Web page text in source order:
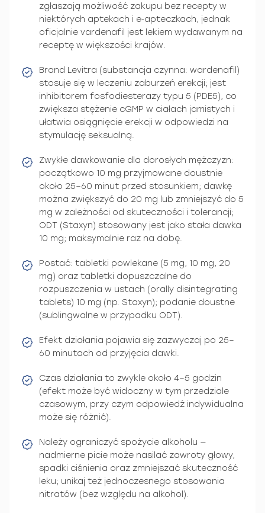
zgłaszają możliwość zakupu bez recepty w
niektórych aptekach i e‑apteczkach, jednak
oficjalnie vardenafil jest lekiem wydawanym na
receptę w większości krajów.
Brand Levitra (substancja czynna: wardenafil)
stosuje się w leczeniu zaburzeń erekcji; jest
inhibitorem fosfodiesterazy typu 5 (PDE5), co
zwiększa stężenie cGMP w ciałach jamistych i
ułatwia osiągnięcie erekcji w odpowiedzi na
stymulację seksualną.
Zwykłe dawkowanie dla dorosłych mężczyzn:
początkowo 10 mg przyjmowane doustnie
około 25–60 minut przed stosunkiem; dawkę
można zwiększyć do 20 mg lub zmniejszyć do 5
mg w zależności od skuteczności i tolerancji;
ODT (Staxyn) stosowany jest jako stała dawka
10 mg; maksymalnie raz na dobę.
Postać: tabletki powlekane (5 mg, 10 mg, 20
mg) oraz tabletki dopuszczalne do
rozpuszczenia w ustach (orally disintegrating
tablets) 10 mg (np. Staxyn); podanie doustne
(sublingwalne w przypadku ODT).
Efekt działania pojawia się zazwyczaj po 25–
60 minutach od przyjęcia dawki.
Czas działania to zwykle około 4–5 godzin
(efekt może być widoczny w tym przedziale
czasowym, przy czym odpowiedź indywidualna
może się różnić).
Należy ograniczyć spożycie alkoholu —
nadmierne picie może nasilać zawroty głowy,
spadki ciśnienia oraz zmniejszać skuteczność
leku; unikaj też jednoczesnego stosowania
nitratów (bez względu na alkohol).